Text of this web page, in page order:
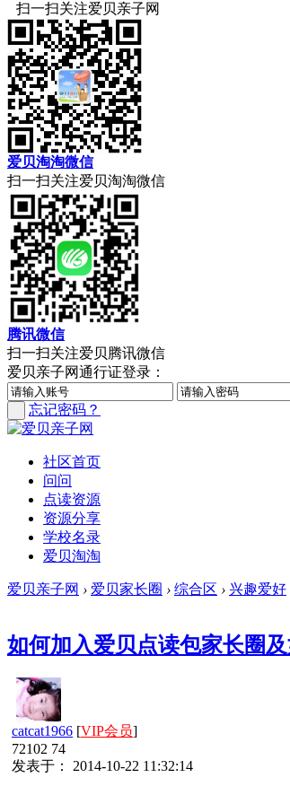
扫一扫关注爱贝亲子网
爱贝淘淘微信
扫一扫关注爱贝淘淘微信
腾讯微信
扫一扫关注爱贝腾讯微信
爱贝亲子网通行证登录：
忘记密码？
社区首页
问问
点读资源
资源分享
学校名录
爱贝淘淘
爱贝亲子网 › 爱贝家长圈 › 综合区 › 兴趣爱好
如何加入爱贝点读包家长圈
catcat1966 [VIP会员]
72102 74
发表于： 2014-10-22 11:32:14